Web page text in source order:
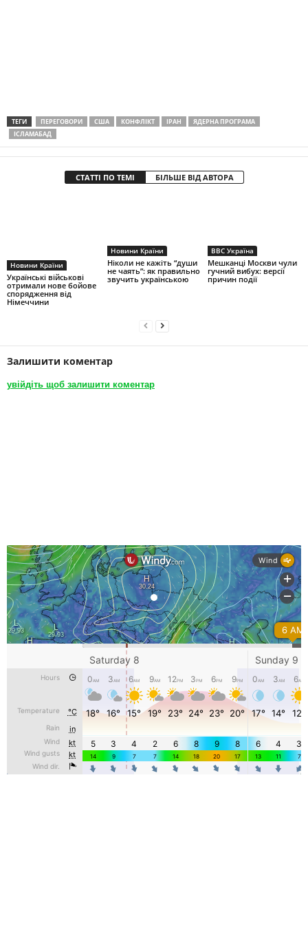
ТЕГИ ПЕРЕГОВОРИ США КОНФЛІКТ ІРАН
ЯДЕРНА ПРОГРАМА
ІСЛАМАБАД
СТАТТІ ПО ТЕМІ БІЛЬШЕ ВІД АВТОРА
Новини Країни
Українські військові
отримали нове бойове
спорядження від
Німеччини
Новини Країни
Ніколи не кажіть “души
не чаять”: як правильно
звучить українською
BBC Україна
Мешканці Москви чули
гучний вибух: версії
причин події
Залишити коментар
увійдіть щоб залишити коментар